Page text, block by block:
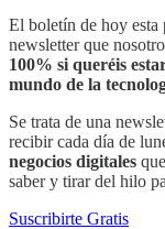
El boletín de hoy esta
newsletter que
100% si queréis
mundo de la
Se trata de una
recibir cada día de
negocios digitales
saber y tirar del hilo
Suscribirte Gratis